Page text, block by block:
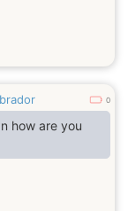
0
how are you